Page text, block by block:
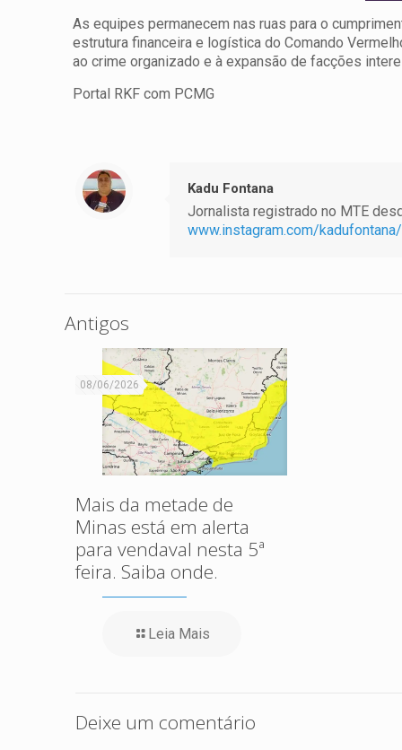
As equipes permanecem nas ruas para o
estrutura financeira e logística do Comando
ao crime organizado e à expansão de facções
Portal RKF com PCMG
Kadu Fontana
Jornalista registrado no MTE
www.instagram.com/kadufontana/
Antigos
08/06/2026
Mais da metade de
Minas está em alerta
para vendaval nesta 5ª
feira. Saiba onde.
Leia Mais
Deixe um comentário